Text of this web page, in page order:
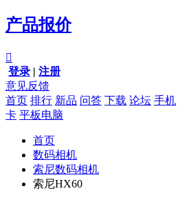
产品报价

登录 | 注册
意见反馈
首页 排行 新品 问答 下载 论坛 手机
卡 平板电脑
首页
数码相机
索尼数码相机
索尼HX60